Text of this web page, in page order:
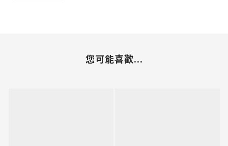
您可能喜歡...